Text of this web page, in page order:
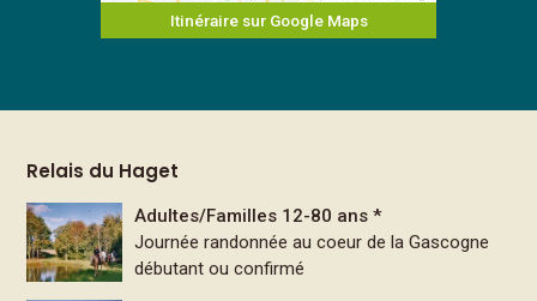
Itinéraire sur Google Maps
Relais du Haget
Adultes/Familles 12-80 ans *
Journée randonnée au coeur de la Gascogne
débutant ou confirmé